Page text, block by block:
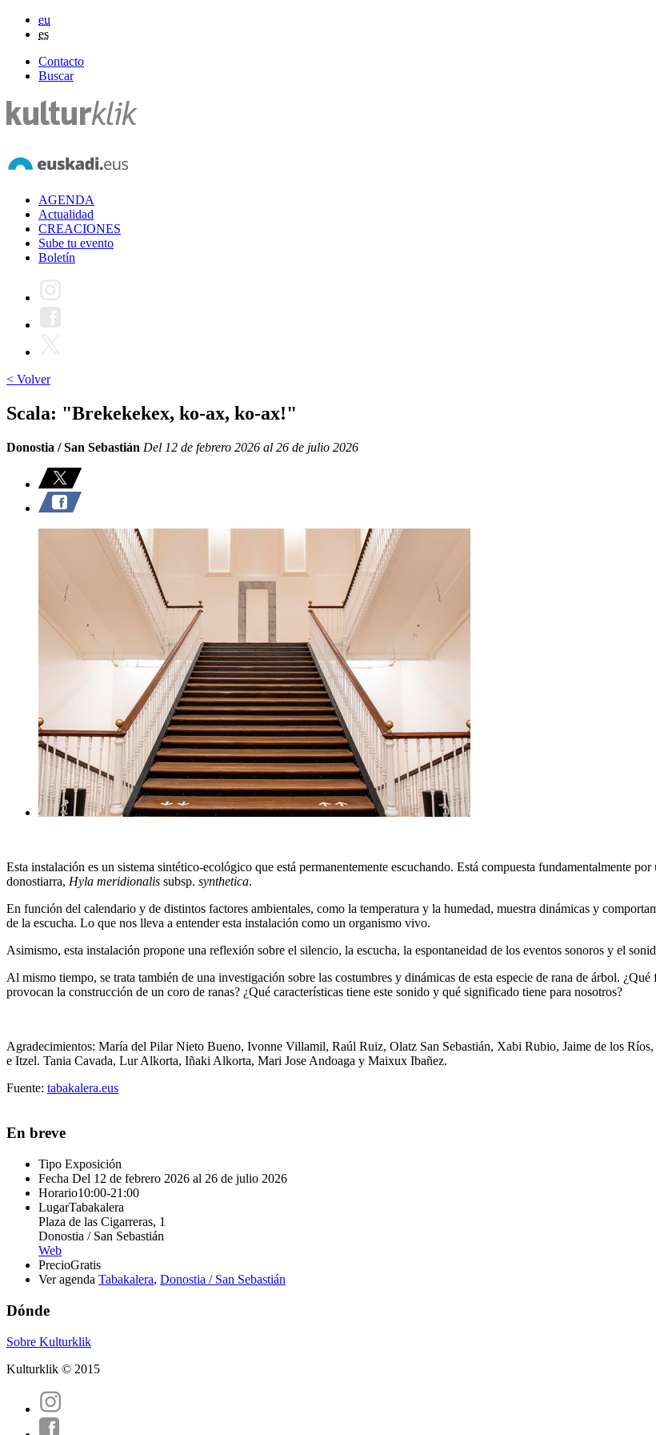
eu
es
Contacto
Buscar
AGENDA
Actualidad
CREACIONES
Sube tu evento
Boletín
< Volver
Scala: "Brekekekex, ko-ax, ko-ax!"
Donostia / San Sebastián Del 12 de febrero 2026 al 26 de julio 2026
Esta instalación es un sistema sintético-ecológico que está permanentemente escuchando. Está compuesta fundamentalmente
donostiarra, Hyla meridionalis subsp. synthetica.
En función del calendario y de distintos factores ambientales, como la temperatura y la humedad, muestra dinámicas y
de la escucha. Lo que nos lleva a entender esta instalación como un organismo vivo.
Asimismo, esta instalación propone una reflexión sobre el silencio, la escucha, la espontaneidad de los eventos sonoros y el
Al mismo tiempo, se trata también de una investigación sobre las costumbres y dinámicas de esta especie de rana de árbol.
provocan la construcción de un coro de ranas? ¿Qué características tiene este sonido y qué significado tiene para nosotros?
Agradecimientos: María del Pilar Nieto Bueno, Ivonne Villamil, Raúl Ruiz, Olatz San Sebastián, Xabi Rubio, Jaime de los
e Itzel. Tania Cavada, Lur Alkorta, Iñaki Alkorta, Mari Jose Andoaga y Maixux Ibañez.
Fuente: tabakalera.eus
En breve
Tipo Exposición
Fecha Del 12 de febrero 2026 al 26 de julio 2026
Horario10:00-21:00
LugarTabakalera
Plaza de las Cigarreras, 1
Donostia / San Sebastián
Web
PrecioGratis
Ver agenda Tabakalera, Donostia / San Sebastián
Dónde
Sobre Kulturklik
Kulturklik © 2015